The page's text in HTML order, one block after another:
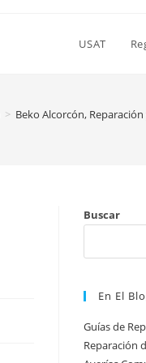
USAT
> Beko Alcorcón,
Buscar
En El
Guías de
Reparación